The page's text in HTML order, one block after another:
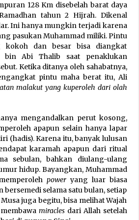
128 Km disebelah barat daya
tahun 2 Hijrah. Dikenal
Ini hanya mungkin terjadi karena
pasukan Muhammad miliki. Pintu
kokoh dan besar bisa diangkat
bin Abi Thalib saat penaklukan
Ketika ditanya oleh sahabatnya,
pintu maha berat itu, Ali
malakut yang kuperoleh dari olah
mengandalkan perut kosong,
apapun selain hanya lapar
(hadis). Karena itu, banyak lulusan
karamah apapun dari ritual
sebulan, bahkan diulang-ulang
hidup. Bayangkan, Muhammad
poweryang luar biasa
bersemedi selama satu bulan, setiap
juga begitu, bisa melihat Wajah
miracles dari Allah setelah